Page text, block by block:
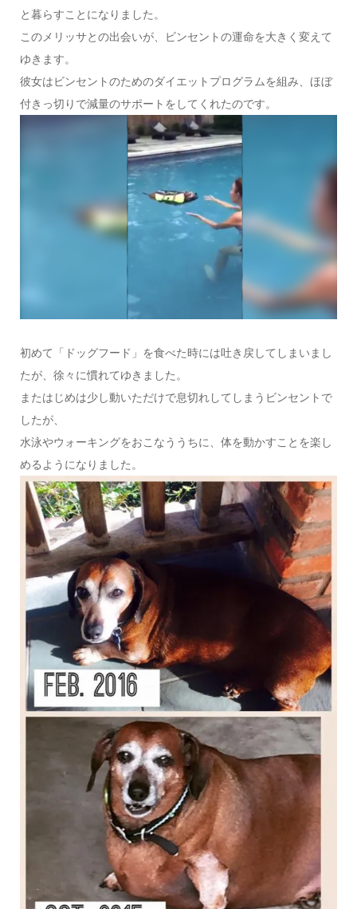
と暮らすことになりました。
このメリッサとの出会いが、ビンセントの運命を大きく変えて
ゆきます。
彼女はビンセントのためのダイエットプログラムを組み、ほぼ
付きっ切りで減量のサポートをしてくれたのです。
初めて「ドッグフード」を食べた時には吐き戻してしまいまし
たが、徐々に慣れてゆきました。
またはじめは少し動いただけで息切れしてしまうビンセントで
したが、
水泳やウォーキングをおこなううちに、体を動かすことを楽し
めるようになりました。